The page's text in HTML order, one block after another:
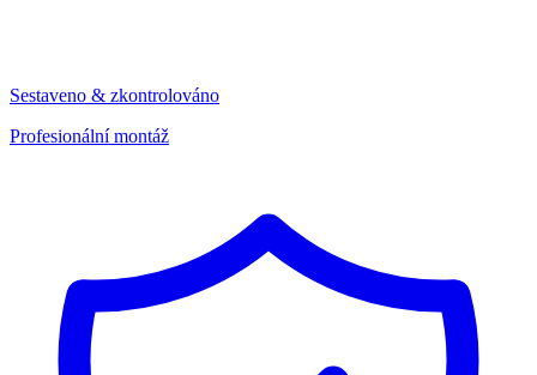
Sestaveno & zkontrolováno
Profesionální montáž